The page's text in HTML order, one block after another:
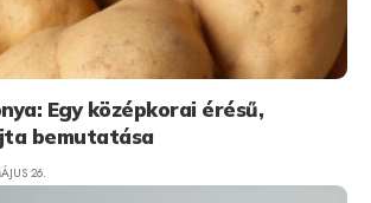
Egy középkorai érésű,
bemutatása
26.